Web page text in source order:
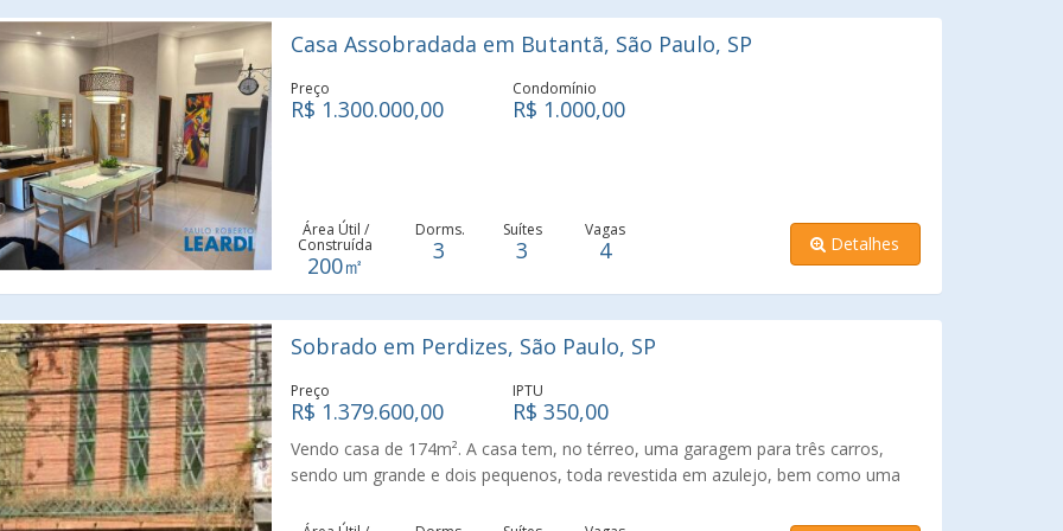
Casa Assobradada em Butantã, São Paulo, SP
Preço
R$ 1.300.000,00
Condomínio
R$ 1.000,00
Área Útil /
Construída
200㎡
Dorms.
3
Suítes
3
Vagas
4 Detalhes
Sobrado em Perdizes, São Paulo, SP
Preço
R$ 1.379.600,00
IPTU
R$ 350,00
Vendo casa de 174m². A casa tem, no térreo, uma garagem para três carros,
sendo um grande e dois pequenos, toda revestida em azulejo, bem como uma